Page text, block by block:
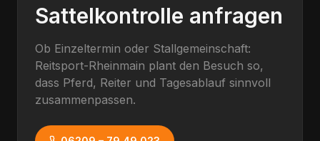
Sattelkontrolle anfragen
Ob Einzeltermin oder Stallgemeinschaft:
Reitsport-Rheinmain plant den Besuch so,
dass Pferd, Reiter und Tagesablauf sinnvoll
zusammenpassen.